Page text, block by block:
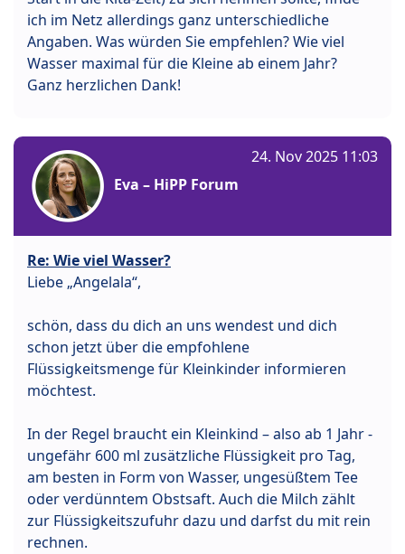
ich im Netz allerdings ganz unterschiedliche
Angaben. Was würden Sie empfehlen? Wie viel
Wasser maximal für die Kleine ab einem Jahr?
Ganz herzlichen Dank!
Eva – HiPP Forum
24. Nov 2025 11:03
Re: Wie viel Wasser?
Liebe „Angelala“,
schön, dass du dich an uns wendest und dich
schon jetzt über die empfohlene
Flüssigkeitsmenge für Kleinkinder informieren
möchtest.
In der Regel braucht ein Kleinkind – also ab 1 Jahr -
ungefähr 600 ml zusätzliche Flüssigkeit pro Tag,
am besten in Form von Wasser, ungesüßtem Tee
oder verdünntem Obstsaft. Auch die Milch zählt
zur Flüssigkeitszufuhr dazu und darfst du mit rein
rechnen.